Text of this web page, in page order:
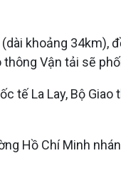
khoảng 34km),
Vận tải sẽ
tế La Lay, Bộ
Hồ Chí Minh